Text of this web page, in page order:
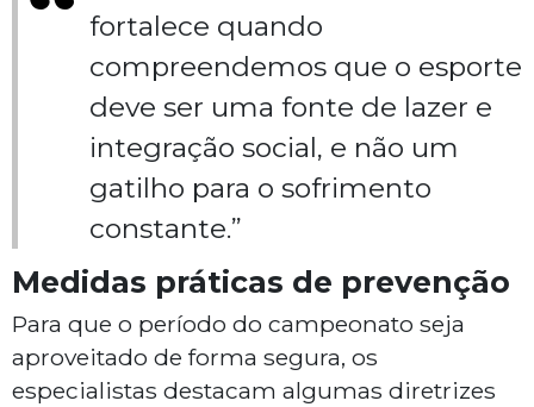
fortalece quando
compreendemos que o esporte
deve ser uma fonte de lazer e
integração social, e não um
gatilho para o sofrimento
constante.”
Medidas práticas de prevenção
Para que o período do campeonato seja
aproveitado de forma segura, os
especialistas destacam algumas diretrizes